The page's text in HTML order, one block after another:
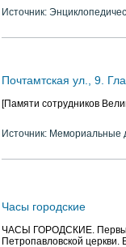
Источник:
Почтамтская ул., 9.
[Памяти сотрудников
Источник: Мемориальные
Часы городские
ЧАСЫ ГОРОДСКИЕ. Первые
Петропавловской